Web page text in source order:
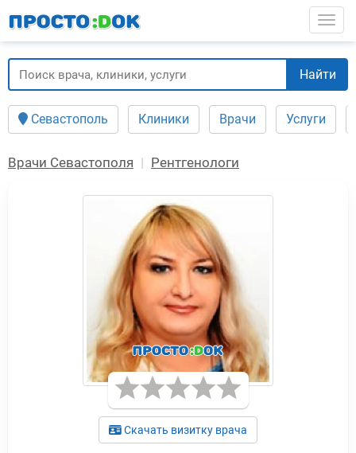
содержанию
Найти
Севастополь Клиники Врачи Услуги
Врачи Севастополя Рентгенологи
Скачать визитку врача